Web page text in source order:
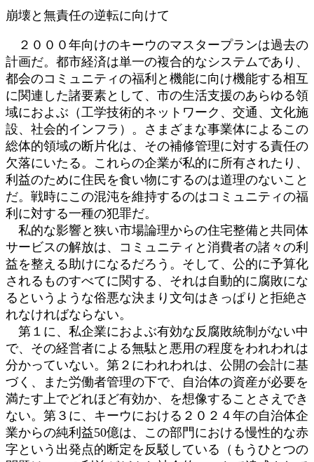
崩壊と無責任の逆転に向けて
２０００年向けのキーウのマスタープランは過去の
計画だ。都市経済は単一の複合的なシステムであり、
都会のコミュニティの福利と機能に向け機能する相互
に関連した諸要素として、市の生活支援のあらゆる領
域におよぶ（工学技術的ネットワーク、交通、文化施
設、社会的インフラ）。さまざまな事業体によるこの
総体的領域の断片化は、その補修管理に対する責任の
欠落にいたる。これらの企業が私的に所有されたり、
利益のために住民を食い物にするのは道理のないこと
だ。戦時にこの混沌を維持するのはコミュニティの福
利に対する一種の犯罪だ。
私的な影響と狭い市場論理からの住宅整備と共同体
サービスの解放は、コミュニティと消費者の諸々の利
益を整える助けになるだろう。そして、公的に予算化
されるものすべてに関する、それは自動的に腐敗にな
るというような俗悪な決まり文句はきっぱりと拒絶さ
れなければならない。
第１に、私企業におよぶ有効な反腐敗統制がない中
で、その経営者による無駄と悪用の程度をわれわれは
分かっていない。第２にわれわれは、公開の会計に基
づく、また労働者管理の下で、自治体の資産が必要を
満たす上でどれほど有効か、を想像することさえでき
ない。第３に、キーウにおける２０２４年の自治体企
業からの純利益50億は、この部門における慢性的な赤
字という出発点的断定を反駁している（もうひとつの